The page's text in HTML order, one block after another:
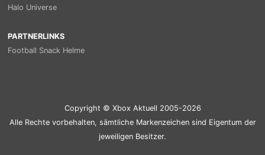
Halo Universe
PARTNERLINKS
Football Snack Helme
Copyright © Xbox Aktuell 2005-2026
Alle Rechte vorbehalten, sämtliche Markenzeichen sind Eigentum der
jeweiligen Besitzer.